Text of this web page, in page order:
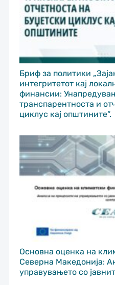
Бриф за политики
интегритетот кај
финансии:
транспарентноста и
циклус кај општините“.
Основна оценка на
Северна Македонија:
управувањето со